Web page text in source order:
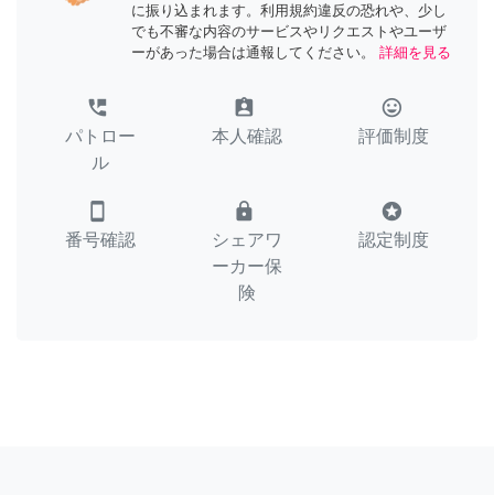
に振り込まれます。利用規約違反の恐れや、少し
でも不審な内容のサービスやリクエストやユーザ
ーがあった場合は通報してください。
詳細を見る
perm_phone_msg
パトロー
ル
assignment_ind
本人確認
tag_faces
評価制度
smartphone
番号確認
lock
シェアワ
ーカー保
険
stars
認定制度